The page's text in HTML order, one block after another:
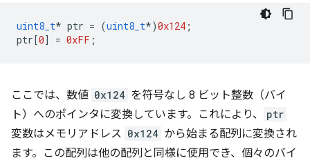
uint8_t* ptr = (uint8_t*)0x124 ;
ptr[0] = 0xFF ;
ここでは、数値 0x124 を符号なし 8 ビット整数（バイ
ト）へのポインタに変換しています。これにより、
ptr
変数はメモリアドレス 0x124 から始まる配列に変換され
ます。この配列は他の配列と同様に使用でき、個々のバイ